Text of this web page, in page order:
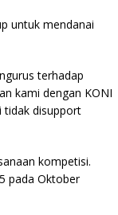
untuk mendanai
terhadap
kami dengan KONI
tidak disupport
kompetisi.
pada Oktober